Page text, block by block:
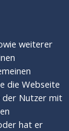
weiterer
die Webseite
der Nutzer mit
hat er